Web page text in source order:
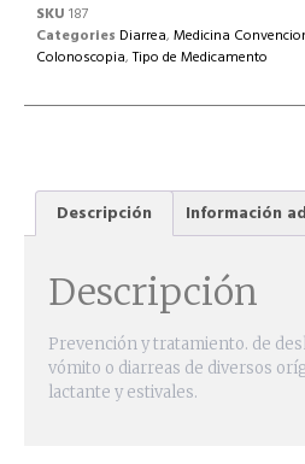
SKU 187
Categories Diarrea, Medicina
Colonoscopia,Tipo de Medicamento
Descripción Información
Descripción
Prevención y tratamiento. de
vómito o diarreas de diversos
lactante y estivales.